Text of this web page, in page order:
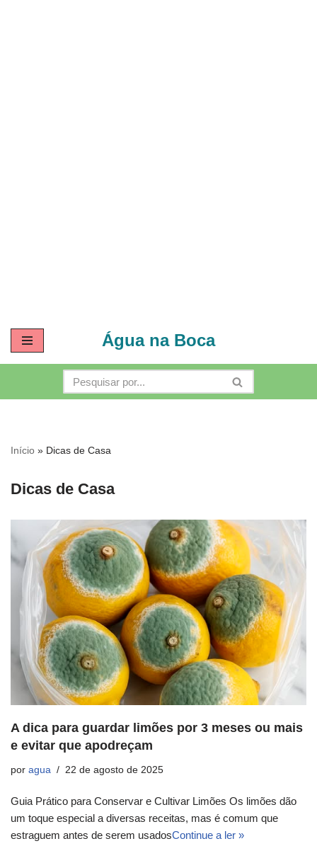
Pular
Água na Boca
Início » Dicas de Casa
Dicas de Casa
A dica para guardar limões por 3 meses ou mais
e evitar que apodreçam
por agua 22 de agosto de 2025
Guia Prático para Conservar e Cultivar Limões Os limões dão
um toque especial a diversas receitas, mas é comum que
estraguem antes de serem usadosContinue a ler »